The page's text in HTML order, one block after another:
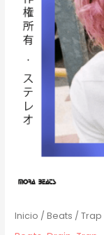
Inicio /Beats /Trap